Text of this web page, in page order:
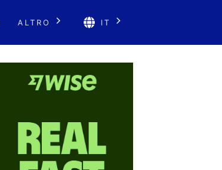
ALTRO IT